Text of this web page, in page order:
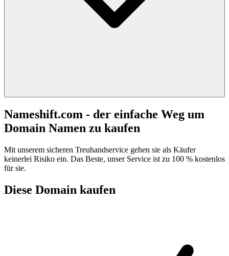
Nameshift.com - der einfache Weg um
Domain Namen zu kaufen
Mit unserem sicheren Treuhandservice gehen sie als Käufer
keinerlei Risiko ein. Das Beste, unser Service ist zu 100 % kostenlos
für sie.
Diese Domain kaufen